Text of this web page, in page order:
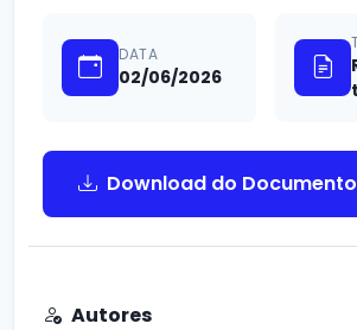
DATA
02/06/2026
Download do Documento
Autores